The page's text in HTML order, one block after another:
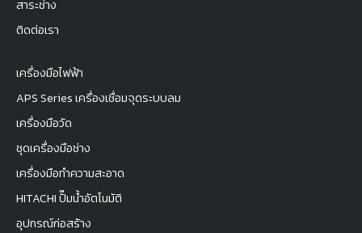
สาระช่าง
ติดต่อเรา
เครื่องมือไฟฟ้า
APS Series เครื่องเชื่อมจุดระบบลม
เครื่องมือวัด
ชุดเครื่องมือช่าง
เครื่องมือทำความสะอาด
HITACHI ปั๊มน้ำอัตโนมัติ
อุปกรณ์ก่อสร้าง